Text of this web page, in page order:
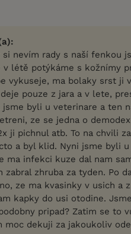
si nevím rady s naší fenkou
v létě potýkáme s kožnímy
vykuseje, ma bolaky srst ji
pouze z jara a v lete,
byli u veterinare a ten
ze se jedna o
ji pichnul atb. To na chvili
a byl klid. Nyni jsme byli
ma infekci kuze dal nam
zabral zhruba za tyden. Po
ze ma kvasinky v usich a
kapky do usi otodine.
pripad? Zatim se to
moc dekuji za jakoukoliv